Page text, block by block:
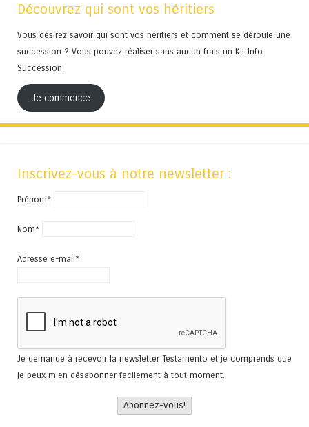
Découvrez qui sont vos héritiers
Vous désirez savoir qui sont vos héritiers et comment se déroule une
succession ? Vous pouvez réaliser sans aucun frais un Kit Info
Succession.
Je commence
Inscrivez-vous à notre newsletter :
Prénom*
Nom*
Adresse e-mail*
Je demande à recevoir la newsletter Testamento et je comprends que
je peux m'en désabonner facilement à tout moment.